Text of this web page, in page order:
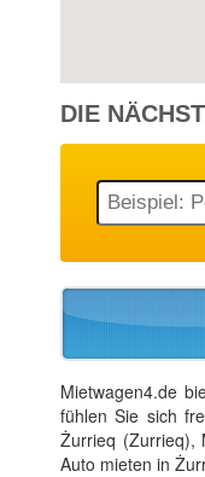
DIE
Mietwagen4.de
fühlen Sie sich
Żurrieq (Zurrieq),
Auto mieten in